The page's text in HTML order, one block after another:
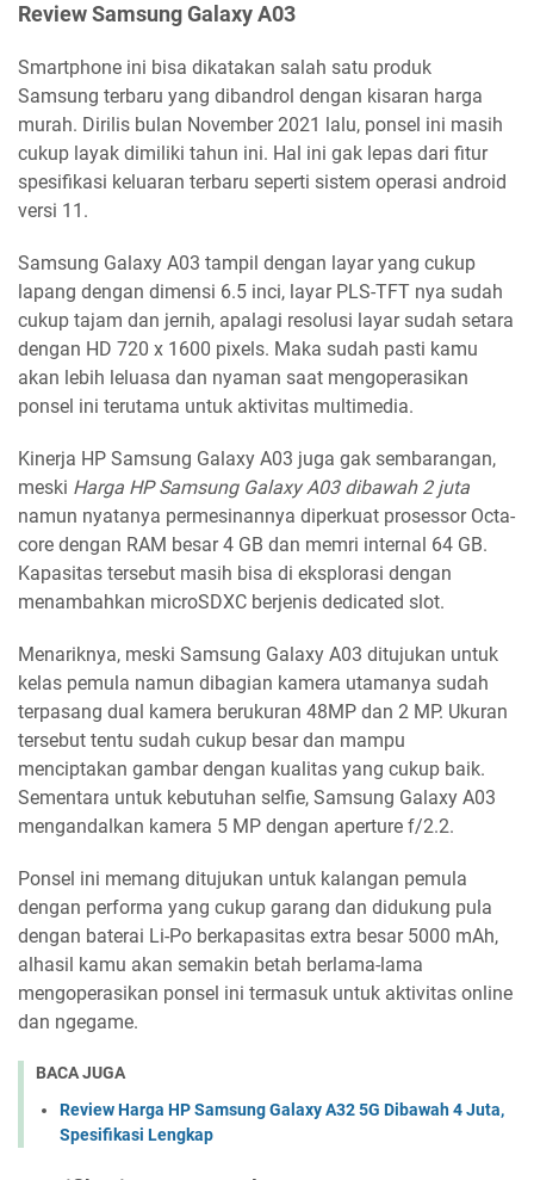
Review Samsung Galaxy A03
Smartphone ini bisa dikatakan salah satu produk
Samsung terbaru yang dibandrol dengan kisaran harga
murah. Dirilis bulan November 2021 lalu, ponsel ini masih
cukup layak dimiliki tahun ini. Hal ini gak lepas dari fitur
spesifikasi keluaran terbaru seperti sistem operasi android
versi 11.
Samsung Galaxy A03 tampil dengan layar yang cukup
lapang dengan dimensi 6.5 inci, layar PLS-TFT nya sudah
cukup tajam dan jernih, apalagi resolusi layar sudah setara
dengan HD 720 x 1600 pixels. Maka sudah pasti kamu
akan lebih leluasa dan nyaman saat mengoperasikan
ponsel ini terutama untuk aktivitas multimedia.
Kinerja HP Samsung Galaxy A03 juga gak sembarangan,
meski Harga HP Samsung Galaxy A03 dibawah 2 juta
namun nyatanya permesinannya diperkuat prosessor Octa-
core dengan RAM besar 4 GB dan memri internal 64 GB.
Kapasitas tersebut masih bisa di eksplorasi dengan
menambahkan microSDXC berjenis dedicated slot.
Menariknya, meski Samsung Galaxy A03 ditujukan untuk
kelas pemula namun dibagian kamera utamanya sudah
terpasang dual kamera berukuran 48MP dan 2 MP. Ukuran
tersebut tentu sudah cukup besar dan mampu
menciptakan gambar dengan kualitas yang cukup baik.
Sementara untuk kebutuhan selfie, Samsung Galaxy A03
mengandalkan kamera 5 MP dengan aperture f/2.2.
Ponsel ini memang ditujukan untuk kalangan pemula
dengan performa yang cukup garang dan didukung pula
dengan baterai Li-Po berkapasitas extra besar 5000 mAh,
alhasil kamu akan semakin betah berlama-lama
mengoperasikan ponsel ini termasuk untuk aktivitas online
dan ngegame.
BACA JUGA
Review Harga HP Samsung Galaxy A32 5G Dibawah 4 Juta,
Spesifikasi Lengkap